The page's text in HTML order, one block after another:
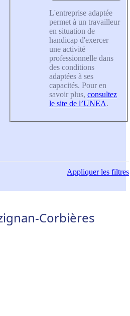
L'entreprise adaptée
permet à un travailleur
en situation de
handicap d'exercer
une activité
professionnelle dans
des conditions
adaptées à ses
capacités. Pour en
savoir plus, consultez
le site de l’UNEA.
Appliquerles filtres
Corbières